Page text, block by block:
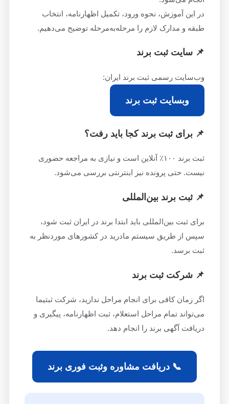
در این آموزش، نحوه ورود، تکمیل اظهارنامه، انتخاب
طبقه و مدارک لازم را مرحله‌به‌مرحله توضیح می‌دهیم.
📌 سایت ثبت برند
وب‌سایت رسمی ثبت برند ایران:
وبسایت ثبت برند
📌 برای ثبت برند کجا باید رفت؟
ثبت برند ۱۰۰٪ آنلاین است و نیازی به مراجعه حضوری
نیست. حتی پرونده نیز اینترنتی بررسی می‌شود.
📌 ثبت برند بین‌المللی
برای ثبت بین‌المللی باید ابتدا برند در ایران ثبت شود،
سپس از طریق سیستم مادرید در کشورهای موردنظر به
ثبت برسد.
📌 شرکت ثبت برند
اگر زمان کافی برای انجام مراحل ندارید، شرکت ثبتیما
می‌تواند تمام مراحل استعلام، ثبت اظهارنامه، پیگیری و
دریافت آگهی برند را انجام دهد.
📞 دریافت مشاوره وثبت فوری برند